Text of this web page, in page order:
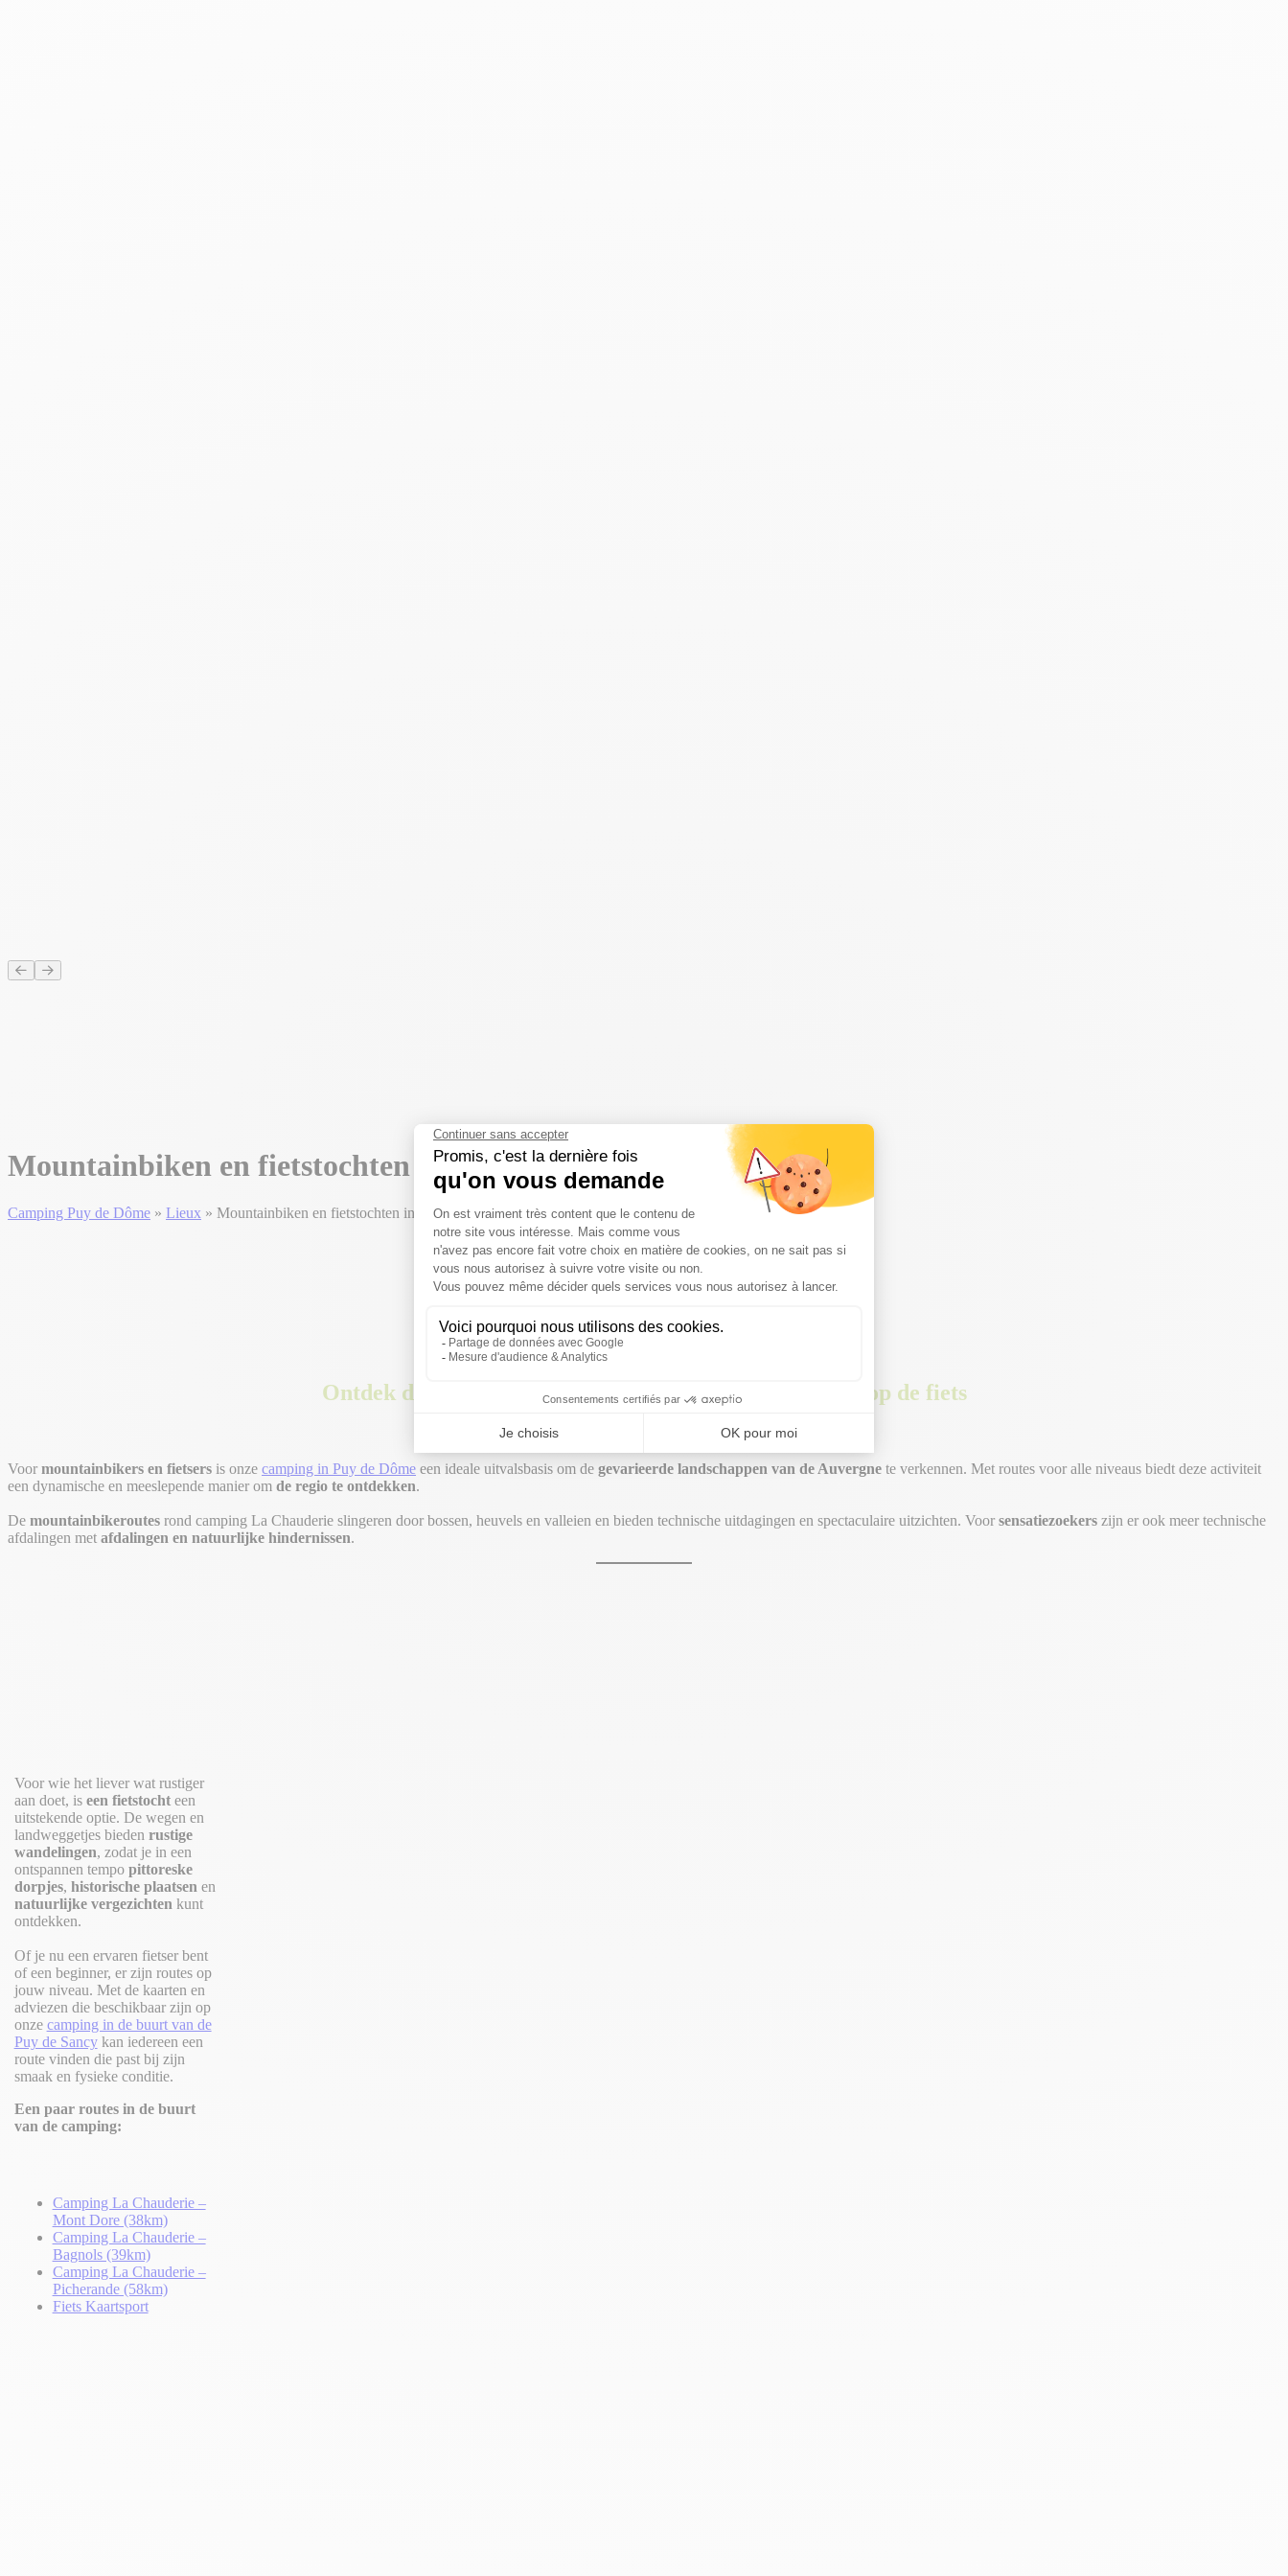
Mountainbiken en fietstochten
Camping Puy de Dôme » Lieux » Mountainbiken en fietstochten in de Auvergne
Mountainbiken en fietstochten
Ontdek de schitterende landschappen van de Auvergne op de fiets
Voor mountainbikers en fietsers is onze camping in Puy de Dôme een ideale uitvalsbasis om de gevarieerde landschappen van de Auvergne te verkennen. Met routes voor alle niveaus biedt deze activiteit
een dynamische en meeslepende manier om de regio te ontdekken.
De mountainbikeroutes rond camping La Chauderie slingeren door bossen, heuvels en valleien en bieden technische uitdagingen en spectaculaire uitzichten. Voor sensatiezoekers zijn er ook meer technische
afdalingen met afdalingen en natuurlijke hindernissen.
Voor wie het liever wat rustiger
aan doet, is een fietstochteen
uitstekende optie. De wegen en
landweggetjes bieden rustige
wandelingen, zodat je in een
ontspannen tempo pittoreske
dorpjes, historische plaatsen en
natuurlijke vergezichten kunt
ontdekken.
Of je nu een ervaren fietser bent
of een beginner, er zijn routes op
jouw niveau. Met de kaarten en
adviezen die beschikbaar zijn op
onze camping in de buurt van de
Puy de Sancykan iedereen een
route vinden die past bij zijn
smaak en fysieke conditie.
Een paar routes in de buurt
van de camping:
Camping La Chauderie –
Mont Dore (38km)
Camping La Chauderie –
Bagnols (39km)
Camping La Chauderie –
Picherande (58km)
Fiets Kaartsport